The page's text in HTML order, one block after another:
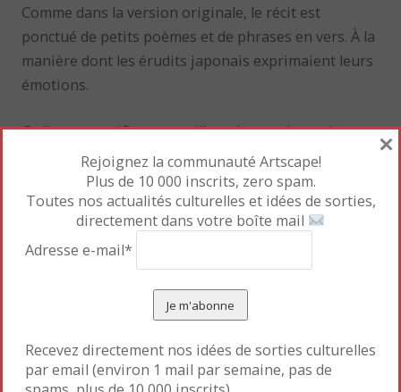
Comme dans la version originale, le récit est
ponctué de petits poèmes et de phrases en vers. À la
manière dont les érudits japonais exprimaient leurs
émotions.
Ce livre, magnifiquement illustré, avec des traits
gracieux, des visages expressifs, des détails
décoratifs, complète à merveille l’exposition que le
musée Guimet consacre auDit du Genji.
Un livre que vous pourrez trouver à la librairie « Le
rêve du Papillon » (7 rue des Fossés-saint-Jacques,
Paris, 5e), spécialisée dans la littérature japonaise. À
Mettre en favori lePermalien .
Rejoignez la communauté Artscape!
Plus de 10 000 inscrits, zero spam.
Toutes nos actualités culturelles et idées de sorties,
directement dans votre boîte mail
Adresse e-mail*
Recevez directement nos idées de sorties culturelles
par email (environ 1 mail par semaine, pas de
×